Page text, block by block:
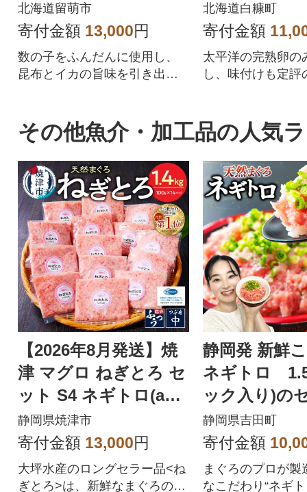
北海道留萌市
寄付金額 13,000円
数の子をふんだんに使用し、
昆布とイカの旨味を引き出す
北海道白糠町
寄付金額
太平洋の完熟卵の
し、味付けも定評
その他魚介・加工品の人気
【2026年8月発送】焼
津 マグロ ねぎとろ セ
ット S4 ネギトロ(a12-
150202608)
静岡県焼津市
寄付金額 13,000円
大坪水産のロングセラー品<ね
ぎとろ>は、新鮮なまぐろのう
静岡発 新鮮
ネギトロ
ック入り)の
静岡県吉田町
寄付金額
まぐろのプロが製
なこだわり“ネギ